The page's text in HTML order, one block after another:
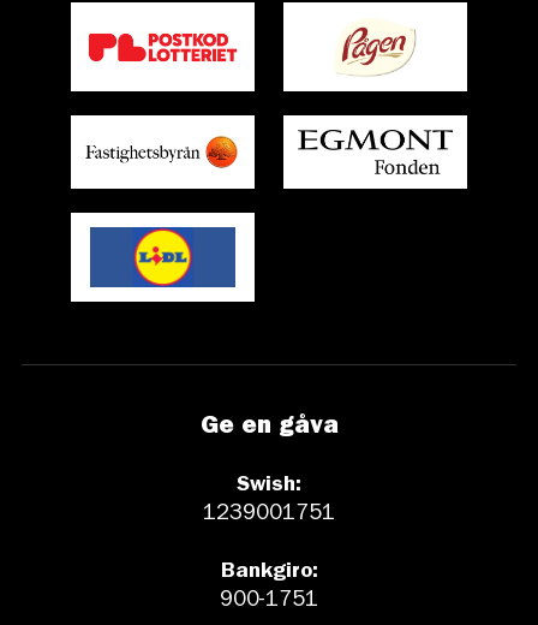
Ge en gåva
Swish:
1239001751
Bankgiro:
900-1751